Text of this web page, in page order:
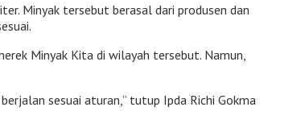
Minyak tersebut berasal dari produsen dan
Minyak Kita di wilayah tersebut. Namun,
sesuai aturan,” tutup Ipda Richi Gokma